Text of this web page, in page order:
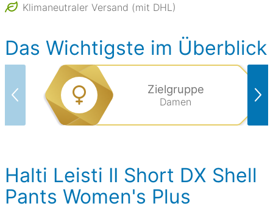
Klimaneutraler Versand (mit DHL)
Das Wichtigste im Überblick
Zielgruppe
Damen
Halti Leisti II Short DX Shell
Pants Women's Plus